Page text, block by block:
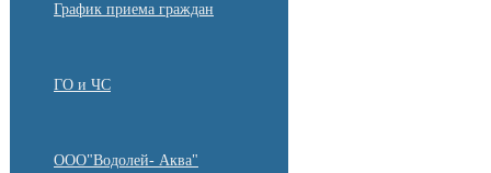
График приема граждан
ГО и ЧС
ООО"Водолей- Аква"